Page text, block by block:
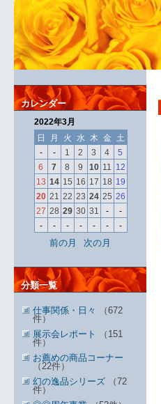
カレンダー
2022年3月
日
月 火 水 木 金 土
-
- 1 2 3 4
5
6
7 8 9 10 11 12
13 14 15 16 17 18 19
20 21 22 23 24 25 26
27 28 29 30 31 -
-
-
- - - - - -
前の月 次の月
分類一覧
仕事関係・日々
（672
件）
展示会レポート
（151
件）
お薦めの商品コーナー
（22件）
幻の逸品シリーズ （72
件）